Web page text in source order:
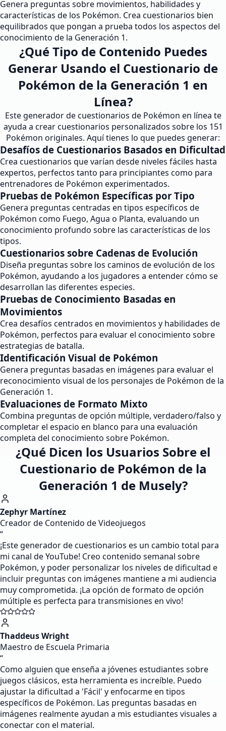
Genera preguntas sobre movimientos, habilidades y
características de los Pokémon. Crea cuestionarios bien
equilibrados que pongan a prueba todos los aspectos del
conocimiento de la Generación 1.
¿Qué Tipo de Contenido Puedes
Generar Usando el Cuestionario de
Pokémon de la Generación 1 en
Línea?
Este generador de cuestionarios de Pokémon en línea te
ayuda a crear cuestionarios personalizados sobre los 151
Pokémon originales. Aquí tienes lo que puedes generar:
Desafíos de Cuestionarios Basados en Dificultad
Crea cuestionarios que varían desde niveles fáciles hasta
expertos, perfectos tanto para principiantes como para
entrenadores de Pokémon experimentados.
Pruebas de Pokémon Específicas por Tipo
Genera preguntas centradas en tipos específicos de
Pokémon como Fuego, Agua o Planta, evaluando un
conocimiento profundo sobre las características de los
tipos.
Cuestionarios sobre Cadenas de Evolución
Diseña preguntas sobre los caminos de evolución de los
Pokémon, ayudando a los jugadores a entender cómo se
desarrollan las diferentes especies.
Pruebas de Conocimiento Basadas en
Movimientos
Crea desafíos centrados en movimientos y habilidades de
Pokémon, perfectos para evaluar el conocimiento sobre
estrategias de batalla.
Identificación Visual de Pokémon
Genera preguntas basadas en imágenes para evaluar el
reconocimiento visual de los personajes de Pokémon de la
Generación 1.
Evaluaciones de Formato Mixto
Combina preguntas de opción múltiple, verdadero/falso y
completar el espacio en blanco para una evaluación
completa del conocimiento sobre Pokémon.
¿Qué Dicen los Usuarios Sobre el
Cuestionario de Pokémon de la
Generación 1 de Musely?
Zephyr Martínez
Creador de Contenido de Videojuegos
“
¡Este generador de cuestionarios es un cambio total para
mi canal de YouTube! Creo contenido semanal sobre
Pokémon, y poder personalizar los niveles de dificultad e
incluir preguntas con imágenes mantiene a mi audiencia
muy comprometida. ¡La opción de formato de opción
múltiple es perfecta para transmisiones en vivo!
Thaddeus Wright
Maestro de Escuela Primaria
“
Como alguien que enseña a jóvenes estudiantes sobre
juegos clásicos, esta herramienta es increíble. Puedo
ajustar la dificultad a 'Fácil' y enfocarme en tipos
específicos de Pokémon. Las preguntas basadas en
imágenes realmente ayudan a mis estudiantes visuales a
conectar con el material.